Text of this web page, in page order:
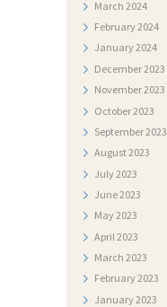
March 2024
February2024
January2024
December2023
November2023
October2023
September2023
August2023
July2023
June2023
May2023
April 2023
March 2023
February2023
January2023